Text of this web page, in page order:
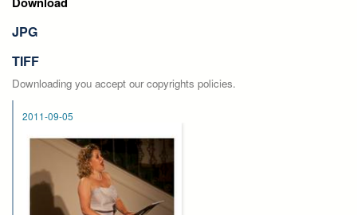
JPG
TIFF
Downloading you accept our copyrights policies.
2011-09-05